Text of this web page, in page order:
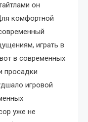
он
комфортной
играть в
в современных
просадки
игровой
уже не